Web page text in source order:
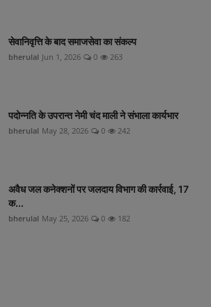
सेवानिवृत्ति के बाद समाजसेवा का संकल्प
bherulal Jun 1, 2026 0 263
पदोन्नति के उपरान्त नेमी चंद माली ने संभाला कार्यभार
bherulal May 28, 2026 0 242
अवैध जल कनेक्शनों पर जलदाय विभाग की कार्रवाई, 17
क...
bherulal May 25, 2026 0 182